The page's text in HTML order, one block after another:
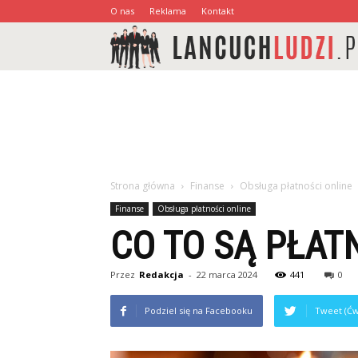
O nas Reklama Kontakt
Strona główna Finanse Obsługa płatności online
Finanse Obsługa płatności online
CO TO SĄ
Przez Redakcja - 22 marca 2024 441 0
Podziel się na Facebooku Tweet